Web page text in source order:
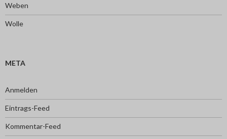
Weben
Wolle
META
Anmelden
Eintrags-Feed
Kommentar-Feed